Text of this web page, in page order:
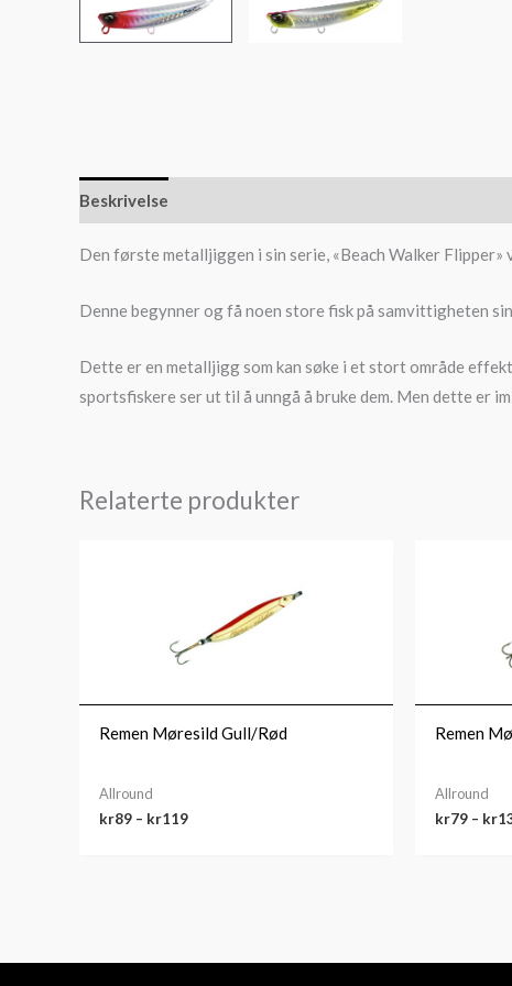
Beskrivelse
Den første metalljiggen i sin serie, «Beach Walker
Denne begynner og få noen store fisk på samvittigheten
Dette er en metalljigg som kan søke i et stort område
sportsfiskere ser ut til å unngå å bruke dem. Men dette er
Relaterte produkter
Remen Møresild Gull/Rød
Allround
kr89 – kr119
Remen
Allround
kr79 – kr